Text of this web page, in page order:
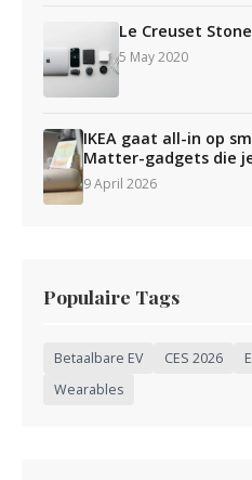
Le Creuset
5 May 2020
IKEA gaat all-in op
Matter-gadgets die
9 April 2026
Populaire Tags
Betaalbare EV CES 2026
Wearables